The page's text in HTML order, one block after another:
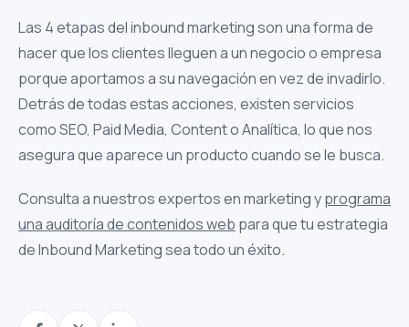
Las 4 etapas del inbound marketing son una forma de
hacer que los clientes lleguen a un negocio o empresa
porque aportamos a su navegación en vez de invadirlo.
Detrás de todas estas acciones, existen servicios
como SEO, Paid Media, Content o Analítica, lo que nos
asegura que aparece un producto cuando se le busca.
Consulta a nuestros expertos en marketing yprograma
una auditoría de contenidos web para que tu estrategia
de Inbound Marketing sea todo un éxito.